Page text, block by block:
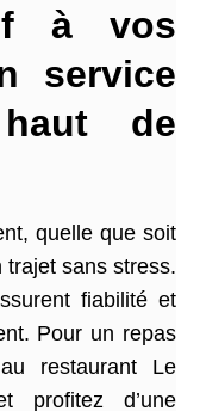
à vos
service
de
quelle que soit
sans stress.
fiabilité et
Pour un repas
restaurant Le
profitez d’une